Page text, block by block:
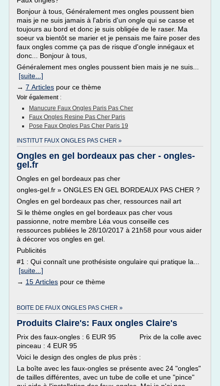
Bonjour à tous, Généralement mes ongles poussent bien
mais je ne suis jamais à l'abris d'un ongle qui se casse et
toujours au bord et donc je suis obligée de le raser. Ma
soeur va bientôt se marier et je pensais me faire poser des
faux ongles comme ça pas de risque d'ongle innégaux et
donc... Bonjour à tous,
Généralement mes ongles poussent bien mais je ne suis...
[suite...]
→ 7 Articles pour ce thème
Voir également :
Manucure Faux Ongles Paris Pas Cher
Faux Ongles Resine Pas Cher Paris
Pose Faux Ongles Pas Cher Paris 19
INSTITUT FAUX ONGLES PAS CHER »
Ongles en gel bordeaux pas cher - ongles-
gel.fr
Ongles en gel bordeaux pas cher
ongles-gel.fr » ONGLES EN GEL BORDEAUX PAS CHER ?
Ongles en gel bordeaux pas cher, ressources nail art
Si le thème ongles en gel bordeaux pas cher vous
passionne, notre membre Léa vous conseille ces
ressources publiées le 28/10/2017 à 21h58 pour vous aider
à décorer vos ongles en gel.
Publicités
#1 : Qui connaît une prothésiste ongulaire qui pratique la...
[suite...]
→ 15 Articles pour ce thème
BOITE DE FAUX ONGLES PAS CHER »
Produits Claire's: Faux ongles Claire's
Prix des faux-ongles : 6 EUR 95 Prix de la colle avec
pinceau : 4 EUR 95
Voici le design des ongles de plus près :
La boîte avec les faux-ongles se présente avec 24 "ongles"
de tailles différentes, avec un tube de colle et une "pince"